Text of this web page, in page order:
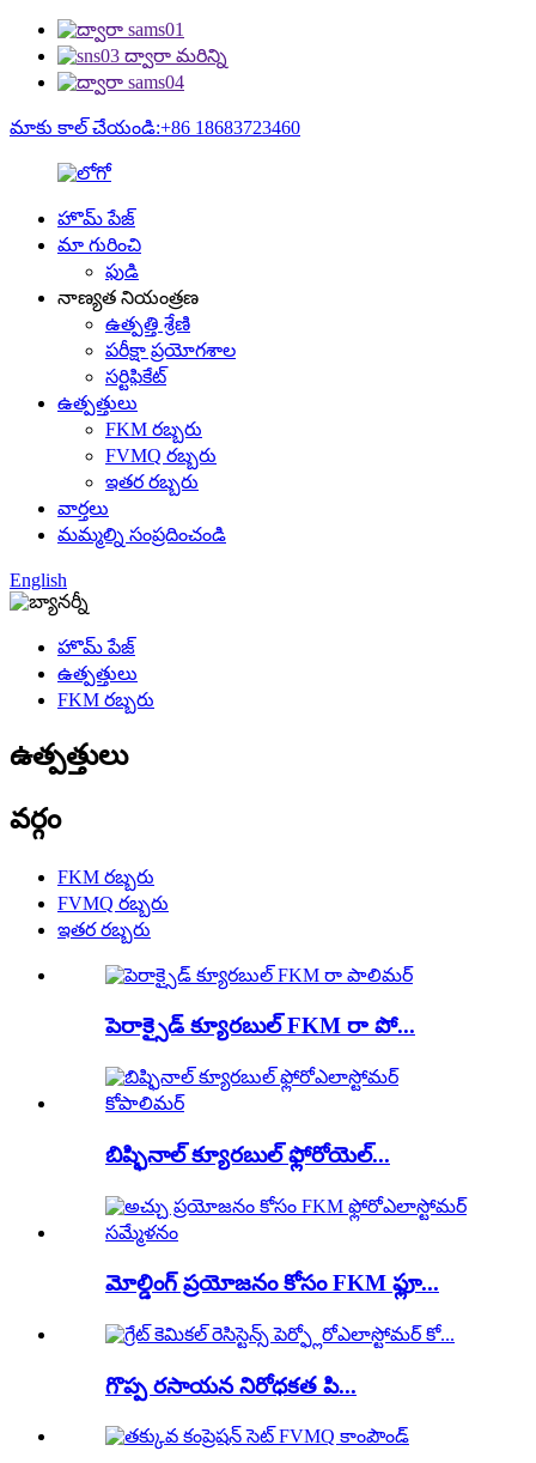
మాకు కాల్ చేయండి:+86 18683723460
హొమ్ పేజ్
మా గురించి
ఫుడి
నాణ్యత నియంత్రణ
ఉత్పత్తి శ్రేణి
పరీక్షా ప్రయోగశాల
సర్టిఫికేట్
ఉత్పత్తులు
FKM రబ్బరు
FVMQ రబ్బరు
ఇతర రబ్బరు
వార్తలు
మమ్మల్ని సంప్రదించండి
English
హొమ్ పేజ్
ఉత్పత్తులు
FKM రబ్బరు
ఉత్పత్తులు
వర్గం
FKM రబ్బరు
FVMQ రబ్బరు
ఇతర రబ్బరు
పెరాక్సైడ్ క్యూరబుల్ FKM రా పో...
బిష్ఫినాల్ క్యూరబుల్ ఫ్లోరోయెల్...
మోల్డింగ్ ప్రయోజనం కోసం FKM ఫ్లూ...
గొప్ప రసాయన నిరోధకత పి...